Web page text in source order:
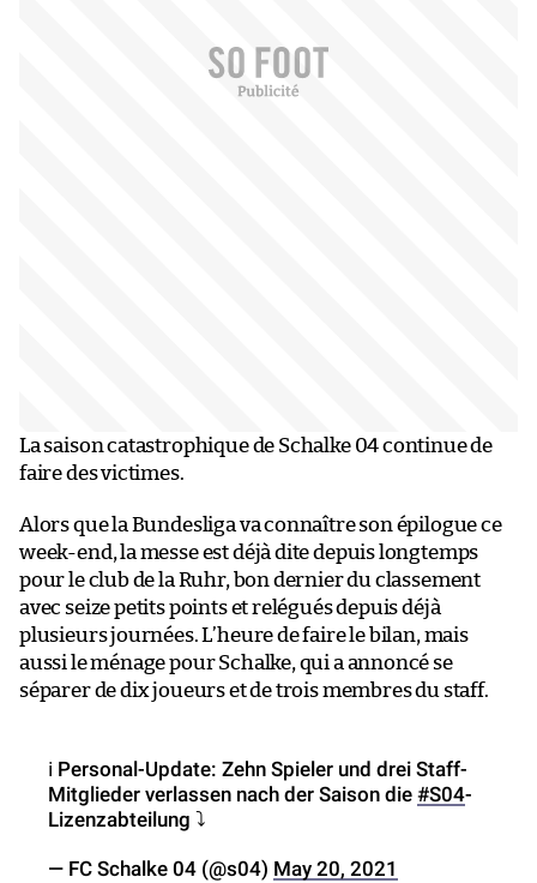
La saison catastrophique de Schalke 04 continue de
faire des victimes.
Alors que la Bundesliga va connaître son épilogue ce
week-end, la messe est déjà dite depuis longtemps
pour le club de la Ruhr, bon dernier du classement
avec seize petits points et relégués depuis déjà
plusieurs journées. L’heure de faire le bilan, mais
aussi le ménage pour Schalke, qui a annoncé se
séparer de dix joueurs et de trois membres du staff.
ℹ️ Personal-Update: Zehn Spieler und drei Staff-
Mitglieder verlassen nach der Saison die #S04-
Lizenzabteilung ⤵️
— FC Schalke 04 (@s04) May 20, 2021